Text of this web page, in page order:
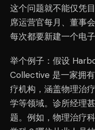
这个问题就不能仅凭
席运营官每月、董事
每次都要新建一个电
举个例子：假设
Collective 是一家拥
疗机构，涵盖物理治
学等领域。诊所经理
题。例如，物理治疗